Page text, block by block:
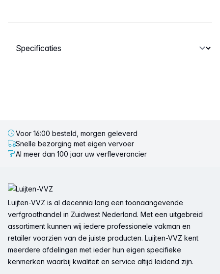
Selecteer een tabblad
Voor 16:00 besteld, morgen geleverd
Snelle bezorging met eigen vervoer
Al meer dan 100 jaar uw verfleverancier
Luijten-VVZ is al decennia lang een toonaangevende
verfgroothandel in Zuidwest Nederland. Met een uitgebreid
assortiment kunnen wij iedere professionele vakman en
retailer voorzien van de juiste producten. Luijten-VVZ kent
meerdere afdelingen met ieder hun eigen specifieke
kenmerken waarbij kwaliteit en service altijd leidend zijn.